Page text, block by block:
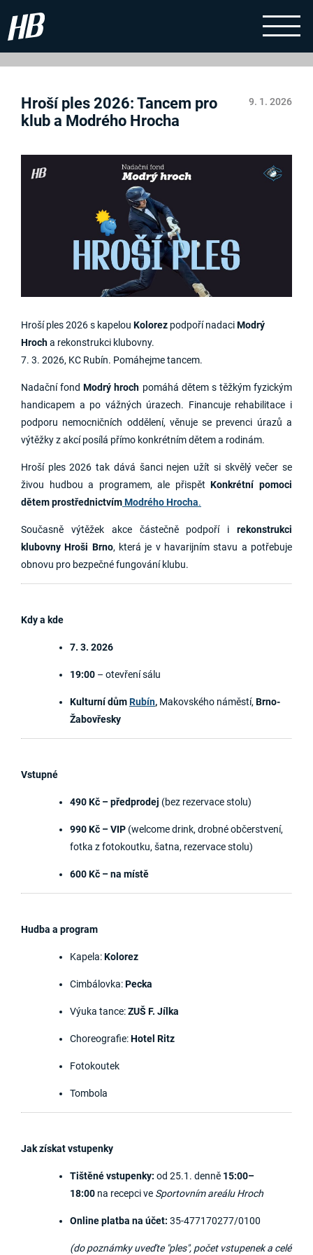
9. 1. 2026
Hroší ples 2026: Tancem pro
klub a Modrého Hrocha
Hroší ples 2026 s kapelou Kolorez podpoří nadaciModrý
Hrocha rekonstrukci klubovny.
7. 3. 2026, KC Rubín. Pomáhejme tancem.
Nadační fondModrý hroch pomáhá dětem s těžkým fyzickým
handicapem a po vážných úrazech. Financuje rehabilitace i
podporu nemocničních oddělení, věnuje se prevenci úrazů a
výtěžky z akcí posílá přímo konkrétním dětem a rodinám.
Hroší ples 2026 tak dává šanci nejen užít si skvělý večer se
živou hudbou a programem, ale přispětKonkrétní pomoci
dětem prostřednictvímModrého Hrocha.
Současně výtěžek akce částečně podpoří i rekonstrukci
klubovny Hroši Brno, která je v havarijním stavu a potřebuje
obnovu pro bezpečné fungování klubu.
Kdy a kde
7. 3. 2026
19:00 – otevření sálu
Kulturní důmRubín, Makovského náměstí,Brno-
Žabovřesky
Vstupné
490 Kč – předprodej (bez rezervace stolu)
990 Kč – VIP (welcome drink, drobné občerstvení,
fotka z fotokoutku, šatna, rezervace stolu)
600 Kč – na místě
Hudba a program
Kapela:Kolorez
Cimbálovka:Pecka
Výuka tance:ZUŠ F. Jílka
Choreografie:Hotel Ritz
Fotokoutek
Tombola
Jak získat vstupenky
Tištěné vstupenky: od 25.1. denně 15:00–
18:00 na recepci ve Sportovním areálu Hroch
Online platba na účet: 35-477170277/0100
(do poznámky uveďte "ples", počet vstupenek a celé